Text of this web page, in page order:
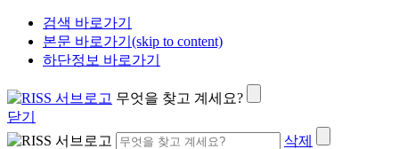
검색 바로가기
본문 바로가기(skip to content)
하단정보 바로가기
무엇을 찾고 계세요?
닫기
삭제